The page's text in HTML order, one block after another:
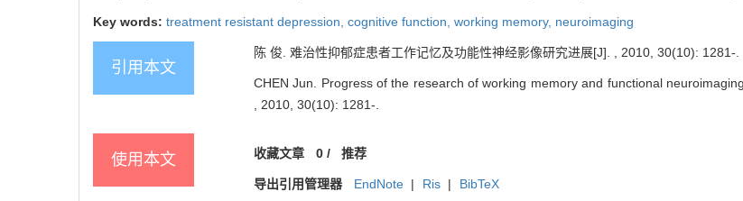
Key words: treatment resistant depression, cognitive function, working memory, neuroimaging
引用本文
陈 俊. 难治性抑郁症患者工作记忆及功能性神经影像研究进展[J]. , 2010, 30(10): 1281-.
CHEN Jun. Progress of the research of working memory and functional
, 2010, 30(10): 1281-.
使用本文 收藏文章 0/ 推荐
导出引用管理器 EndNote | Ris | BibTeX